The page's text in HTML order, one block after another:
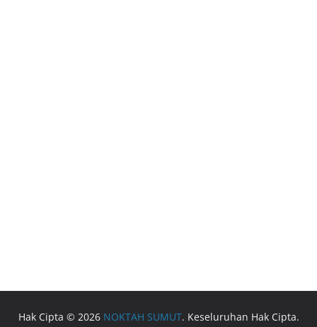
Hak Cipta © 2026 NOKTAH SUMUT. Keseluruhan Hak Cipta.